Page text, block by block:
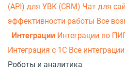
(API) для УВК (CRM) Чат для
эффективности работы Все
Интеграции Интеграции по
Интеграция с 1С Все интеграции
Роботы и аналитика